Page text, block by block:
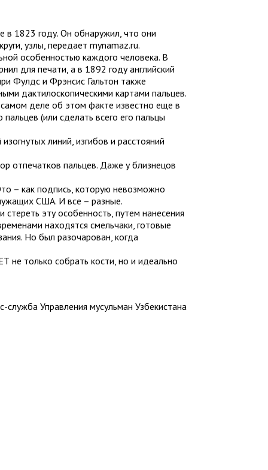
в 1823 году. Он обнаружил, что они
узлы, передает mynamaz.ru.
особенностью каждого человека. В
для печати, а в 1892 году английский
Фулдс и Фрэнсис Гальтон также
дактилоскопическими картами пальцев.
деле об этом факте известно еще в
(или сделать всего его пальцы
линий, изгибов и расстояний
отпечатков пальцев. Даже у близнецов
– как подпись, которую невозможно
США. И все – разные.
эту особенность, путем нанесения
находятся смельчаки, готовые
Но был разочарован, когда
только собрать кости, но и идеально
служба Управления мусульман Узбекистана